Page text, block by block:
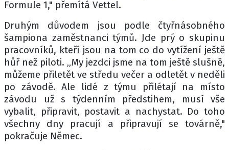
Formule 1," přemítá Vettel.
Druhým důvodem jsou podle čtyřnásobného
šampiona zaměstnanci týmů. Jde prý o skupinu
pracovníků, kteří jsou na tom co do vytížení ještě
hůř než piloti. „My jezdci jsme na tom ještě slušně,
můžeme přiletět ve středu večer a odletět v neděli
po závodě. Ale lidé z týmu přilétají na místo
závodu už s týdenním předstihem, musí vše
vybalit, připravit, postavit a nachystat. Do toho
všechny dny pracují a připravují se továrně,"
pokračuje Němec.